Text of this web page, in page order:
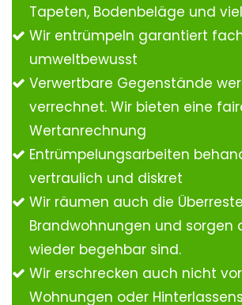
Tapeten, Bodenbeläge und
Wir entrümpeln garantiert
umweltbewusst
Verwertbare Gegenstände
verrechnet. Wir bieten eine
Wertanrechnung
Entrümpelungsarbeiten
vertraulich und diskret
Wir räumen auch die
Brandwohnungen und sorgen
wieder begehbar sind.
Wir erschrecken auch nicht
Wohnungen oder